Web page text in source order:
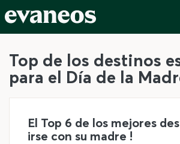
Top de los destinos
para el Día de la
El Top 6 de los mejores
irse con su madre !